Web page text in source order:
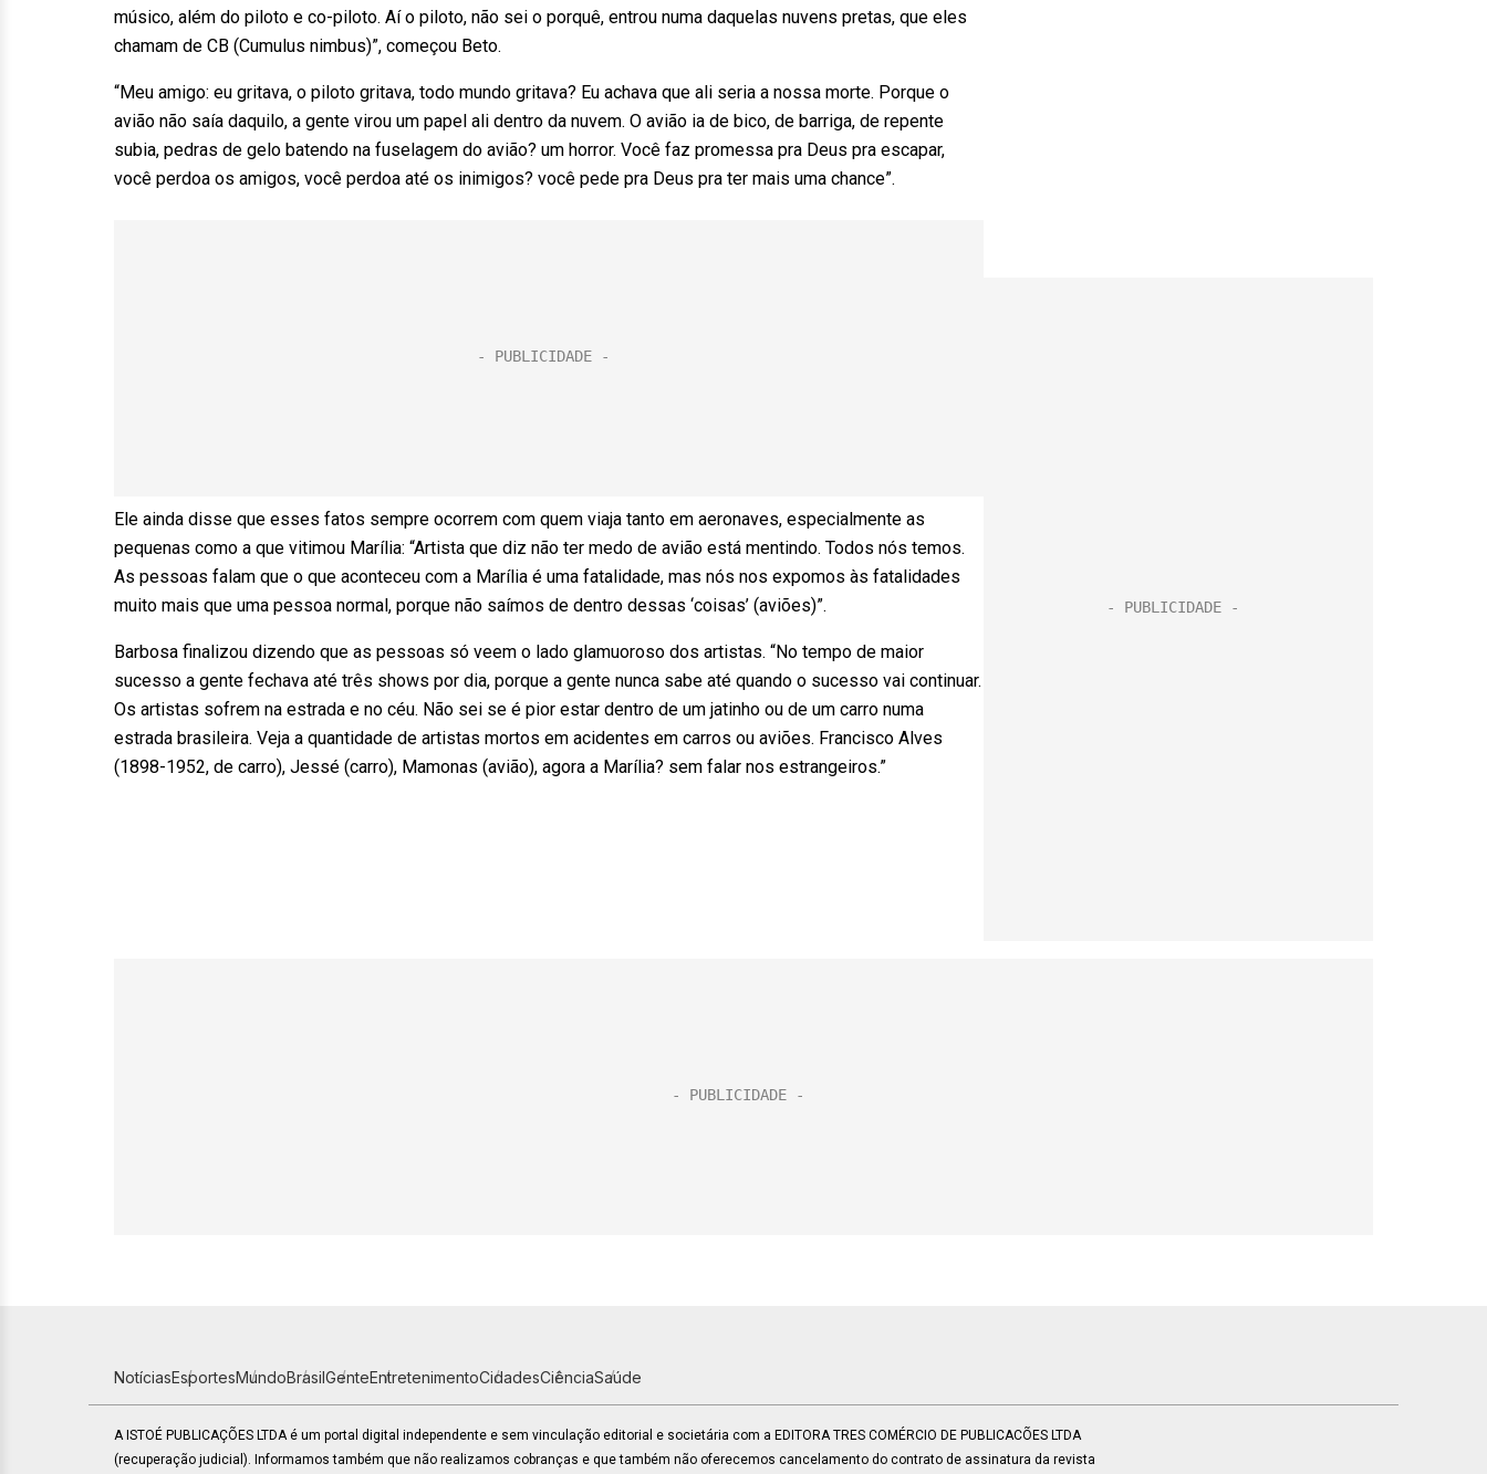
músico, além do piloto e co-piloto. Aí o piloto, não sei o porquê, entrou numa daquelas nuvens pretas, que eles
chamam de CB (Cumulus nimbus)”, começou Beto.
“Meu amigo: eu gritava, o piloto gritava, todo mundo gritava? Eu achava que ali seria a nossa morte. Porque o
avião não saía daquilo, a gente virou um papel ali dentro da nuvem. O avião ia de bico, de barriga, de repente
subia, pedras de gelo batendo na fuselagem do avião? um horror. Você faz promessa pra Deus pra escapar,
você perdoa os amigos, você perdoa até os inimigos? você pede pra Deus pra ter mais uma chance”.
Ele ainda disse que esses fatos sempre ocorrem com quem viaja tanto em aeronaves, especialmente as
pequenas como a que vitimou Marília: “Artista que diz não ter medo de avião está mentindo. Todos nós temos.
As pessoas falam que o que aconteceu com a Marília é uma fatalidade, mas nós nos expomos às fatalidades
muito mais que uma pessoa normal, porque não saímos de dentro dessas ‘coisas’ (aviões)”.
Barbosa finalizou dizendo que as pessoas só veem o lado glamuoroso dos artistas. “No tempo de maior
sucesso a gente fechava até três shows por dia, porque a gente nunca sabe até quando o sucesso vai continuar.
Os artistas sofrem na estrada e no céu. Não sei se é pior estar dentro de um jatinho ou de um carro numa
estrada brasileira. Veja a quantidade de artistas mortos em acidentes em carros ou aviões. Francisco Alves
(1898-1952, de carro), Jessé (carro), Mamonas (avião), agora a Marília? sem falar nos estrangeiros.”
NotíciasEsportesMundoBrasilGenteEntretenimentoCidadesCiênciaSaúde
A ISTOÉ PUBLICAÇÕES LTDA é um portal digital independente e sem vinculação editorial e societária com a EDITORA TRES COMÉRCIO DE PUBLICACÕES LTDA
(recuperação judicial). Informamos também que não realizamos cobranças e que também não oferecemos cancelamento do contrato de assinatura da revista